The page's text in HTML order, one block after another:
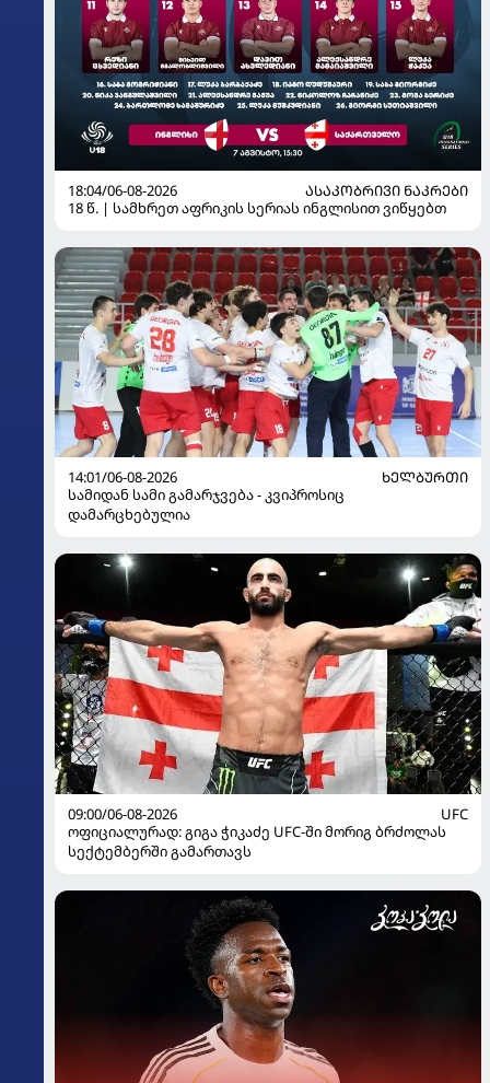
18:04/06-08-2026
ᲐᲡᲐᲙᲝᲑᲠᲘᲕᲘ ᲜᲐᲙᲠᲔᲑᲘ
18 წ. | სამხრეთ აფრიკის სერიას ინგლისით ვიწყებთ
14:01/06-08-2026
ᲮᲔᲚᲑᲣᲠᲗᲘ
სამიდან სამი გამარჯვება - კვიპროსიც
დამარცხებულია
09:00/06-08-2026
UFC
ოფიციალურად: გიგა ჭიკაძე UFC-ში მორიგ ბრძოლას
სექტემბერში გამართავს